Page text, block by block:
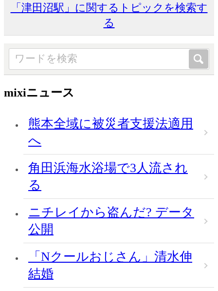
「津田沼駅」に関するトピックを検索す
る
mixiニュース
熊本全域に被災者支援法適用
へ
角田浜海水浴場で3人流され
る
ニチレイから盗んだ? データ
公開
「Nクールおじさん」清水伸
結婚